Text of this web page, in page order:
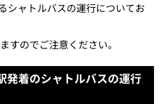
シャトルバスの運行についてお
すのでご注意ください。
発着のシャトルバスの運行